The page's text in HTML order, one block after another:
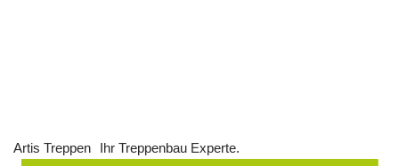
Artis Treppen Ihr Treppenbau Experte.